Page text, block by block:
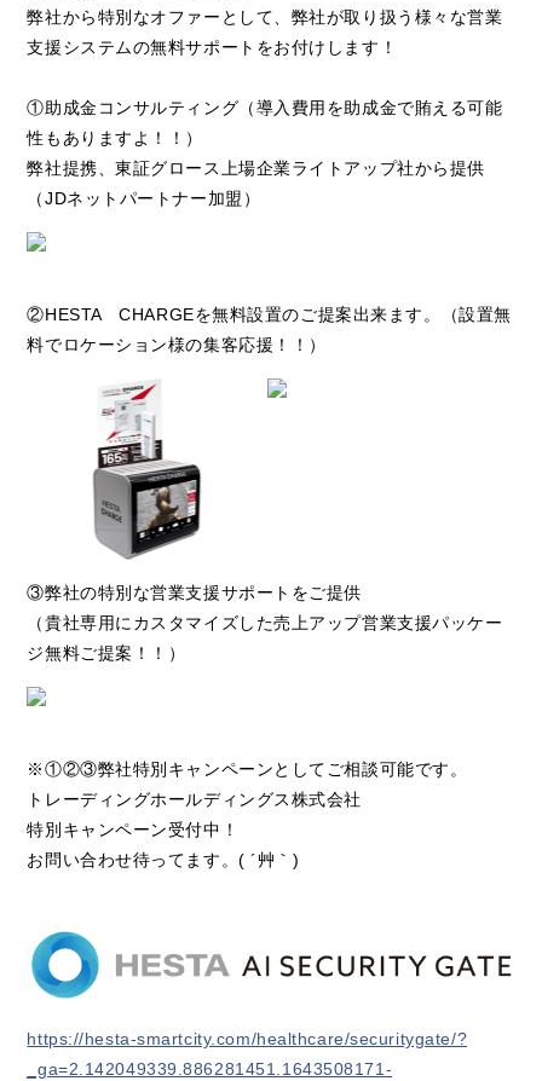
弊社から特別なオファーとして、弊社が取り扱う様々な営業
支援システムの無料サポートをお付けします！
①助成金コンサルティング（導入費用を助成金で賄える可能
性もありますよ！！）
弊社提携、東証グロース上場企業ライトアップ社から提供
（JDネットパートナー加盟）
②HESTA CHARGEを無料設置のご提案出来ます。（設置無
料でロケーション様の集客応援！！）
③弊社の特別な営業支援サポートをご提供
（貴社専用にカスタマイズした売上アップ営業支援パッケー
ジ無料ご提案！！）
※①②③弊社特別キャンペーンとしてご相談可能です。
トレーディングホールディングス株式会社
特別キャンペーン受付中！
お問い合わせ待ってます。( ´艸｀)
https://hesta-smartcity.com/healthcare/securitygate/?
_ga=2.142049339.886281451.1643508171-